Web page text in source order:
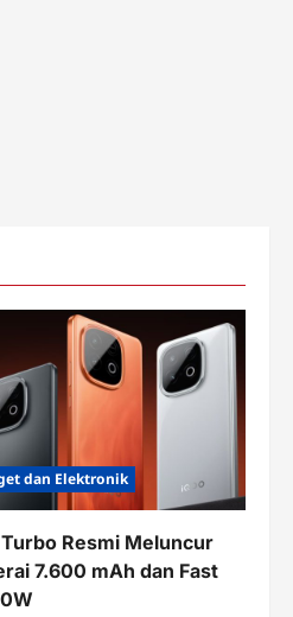
dan Elektronik
Turbo Resmi Meluncur
7.600 mAh dan Fast